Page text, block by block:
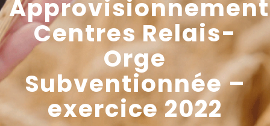
Approvisionnement
Centres Relais-
Orge
Subventionnée –
exercice 2022